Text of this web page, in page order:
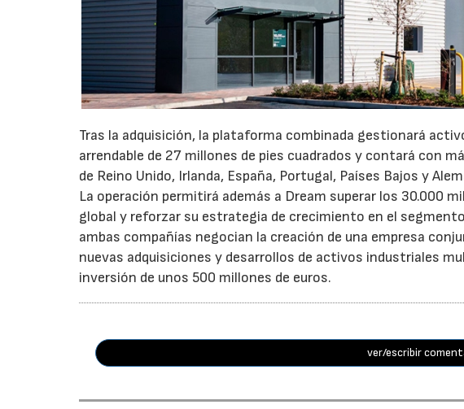
Tras la adquisición, la plataforma combinada gestionará
arrendable de 27 millones de pies cuadrados y contará con
de Reino Unido, Irlanda, España, Portugal, Países Bajos y
La operación permitirá además a Dream superar los 30.000
global y reforzar su estrategia de crecimiento en el
ambas compañías negocian la creación de una empresa
nuevas adquisiciones y desarrollos de activos industriales
inversión de unos 500 millones de euros.
ver/escribir